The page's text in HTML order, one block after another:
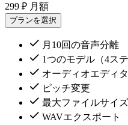
299 ₽ 月額
プランを選択
月10回の音声分離
1つのモデル（4ステ
オーディオエディ
ピッチ変更
最大ファイルサイ
WAVエクスポート